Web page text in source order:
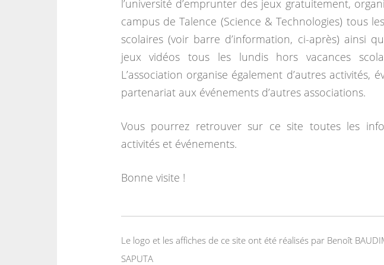
l’université d’emprunter des jeux gratuitement,
campus de Talence (Science & Technologies) tous
scolaires (voir barre d’information, ci-après) ainsi
jeux vidéos tous les lundis hors vacances
L’association organise également d’autres activités,
partenariat aux événements d’autres associations.
Vous pourrez retrouver sur ce site toutes les
activités et événements.
Bonne visite !
Le logo et les affiches de ce site ont été réalisés par Benoît
SAPUTA